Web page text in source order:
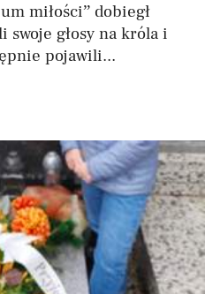
miłości” dobiegł
swoje głosy na króla i
pojawili...